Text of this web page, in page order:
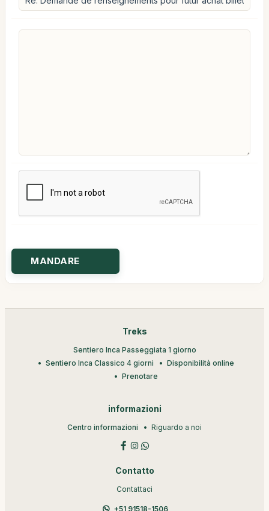
Treks
Sentiero Inca Passeggiata 1 giorno
Sentiero Inca Classico 4 giorni
Disponibilità online
Prenotare
informazioni
Centro informazioni Riguardo a noi
Contatto
Contattaci
+51 91518-1506